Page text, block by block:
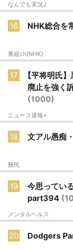
なんでも実況J
16 NHK総合を
番組ch(NHK)
17
【平将明氏
廃止を強く
(1000)
ニュース速報+
18 文アル愚痴
難民
19
今思ってい
part394
メンタルヘルス
20 Dodgers